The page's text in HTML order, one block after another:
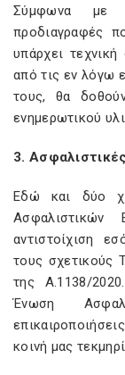
Σύμφωνα με
προδιαγραφές
υπάρχει
από τις εν λόγω
τους, θα
ενημερωτικού
3.
Εδώ και δύο
αντιστοίχιση
τους σχετικούς
της Α.1138/
Ένωση
κοινή μας